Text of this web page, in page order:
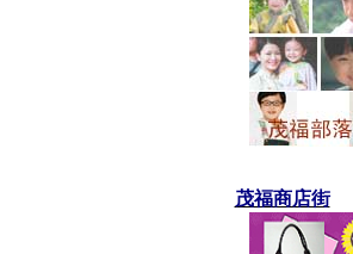
茂福商店街